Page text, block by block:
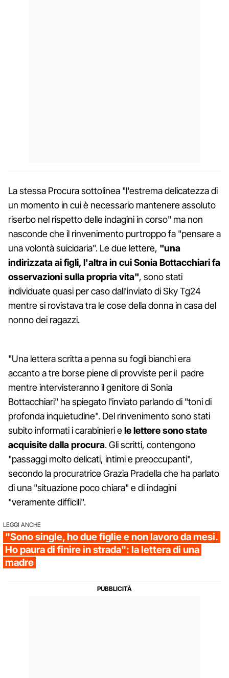
La stessa Procura sottolinea "l'estrema delicatezza di
un momento in cui è necessario mantenere assoluto
riserbo nel rispetto delle indagini in corso" ma non
nasconde che il rinvenimento purtroppo fa "pensare a
una volontà suicidaria". Le due lettere, "una
indirizzata ai figli, l'altra in cui Sonia Bottacchiari fa
osservazioni sulla propria vita", sono stati
individuate quasi per caso dall'inviato di Sky Tg24
mentre si rovistava tra le cose della donna in casa del
nonno dei ragazzi.
"Una lettera scritta a penna su fogli bianchi era
accanto a tre borse piene di provviste per il padre
mentre intervisteranno il genitore di Sonia
Bottacchiari" ha spiegato l'inviato parlando di "toni di
profonda inquietudine". Del rinvenimento sono stati
subito informati i carabinieri ele lettere sono state
acquisite dalla procura. Gli scritti, contengono
"passaggi molto delicati, intimi e preoccupanti",
secondo la procuratrice Grazia Pradella che ha parlato
di una "situazione poco chiara" e di indagini
"veramente difficili".
LEGGI ANCHE
"Sono single, ho due figlie e non lavoro da mesi.
Ho paura di finire in strada": la lettera di una
madre